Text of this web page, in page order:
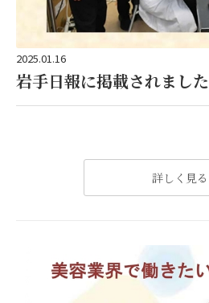
2025.01.16
岩手日報に掲載されました
詳しく見る